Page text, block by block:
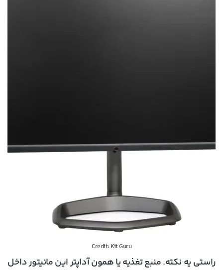
Credit: Kit Guru
راستی یه نکته. منبع تغذیه یا همون آداپتر این مانیتور داخل